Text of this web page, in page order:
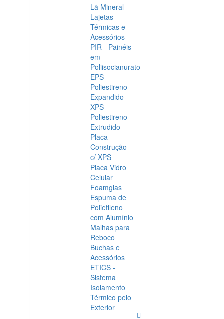
Lã Mineral
Lajetas
Térmicas e
Acessórios
PIR - Painéis
em
Poliisocianurato
EPS -
Poliestireno
Expandido
XPS -
Poliestireno
Extrudido
Placa
Construção
c/ XPS
Placa Vidro
Celular
Foamglas
Espuma de
Polietileno
com Alumínio
Malhas para
Reboco
Buchas e
Acessórios
ETICS -
Sistema
Isolamento
Térmico pelo
Exterior